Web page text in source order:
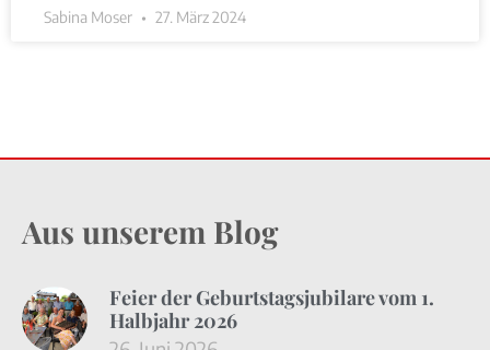
Sabina Moser 27. März 2024
Aus unserem Blog
Feier der Geburtstagsjubilare vom 1.
Halbjahr 2026